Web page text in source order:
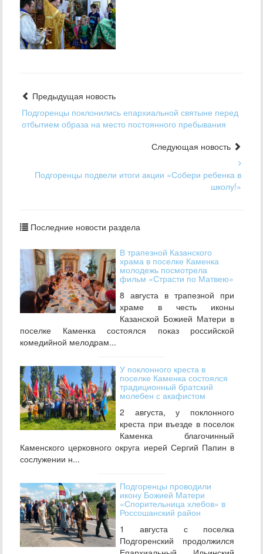
Предыдущая новость
Подгоренцы поклонились епархиальной святыне перед
отбытием образа на место постоянного пребывания
Следующая новость
Подгоренцы подвели итоги акции «Собери ребенка в
школу!»
Последние новости раздела
В трапезной Казанского
храма в поселке Каменка
молодежь посмотрела
фильм «Страсти по Матвею»
8 августа в трапезной при
храме в честь иконы
Казанской Божией Матери в
поселке Каменка состоялся показ российской
комедийной мелодрам...
У поклонного креста в
поселке Каменка состоялся
традиционный братский
молебен с акафистом
2 августа, у поклонного
креста при въезде в поселок
Каменка благочинный
Каменского церковного округа иерей Сергий Папин в
сослужении н...
Подгоренцы проводили
икону Божией Матери
«Спорительница хлебов» в
Россошанский район
1 августа с поселка
Подгоренский продолжился